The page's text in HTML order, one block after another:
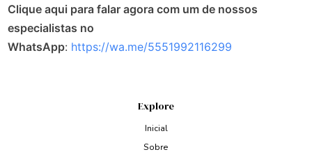
Clique aqui para falar agora com um de nossos
especialistas no
WhatsApp: https://wa.me/5551992116299
Explore
Inicial
Sobre